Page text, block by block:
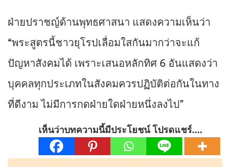
ฝ่ายปราชญ์ด้านพุทธศาสนา แสดงความเห็นว่า
“พระสูตรนี้ชาวยุโรปเลื่อมใสกันมากว่าจะแก้
ปัญหาสังคมได้ เพราะเสนอหลักทิศ 6 อันแสดงว่า
บุคคลทุกประเภทในสังคมควรปฏิบัติต่อกันในทาง
ที่ดีงาม ไม่มีการกดฝ่ายใดฝ่ายหนึ่งลงไป”
เห็นว่าบทความนี้มีประโยชน์ โปรดแชร์....